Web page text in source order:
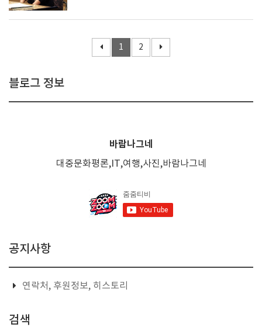
1 2
블로그 정보
바람나그네
대중문화평론,IT,여행,사진,바람나그네
공지사항
연락처, 후원정보, 히스토리
검색